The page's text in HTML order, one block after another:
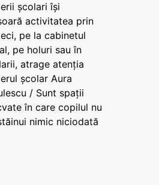
școlari își
activitatea prin
pe la cabinetul
pe holuri sau în
atrage atenția
școlar Aura
/ Sunt spații
în care copilul nu
nimic niciodată